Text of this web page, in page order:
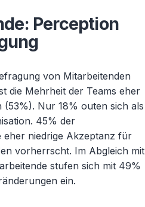
Perception
von Mitarbeitenden
die Mehrheit der Teams eher
Nur 18% outen sich als
45% der
eher niedrige Akzeptanz für
vorherrscht. Im Abgleich mit
stufen sich mit 49%
ein.